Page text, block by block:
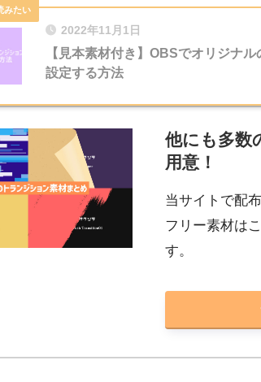
2022年11月1日
【見本素材付き】OBSでオリジナ
設定する方法
他にも多数
用意！
当サイトで配
フリー素材は
す。